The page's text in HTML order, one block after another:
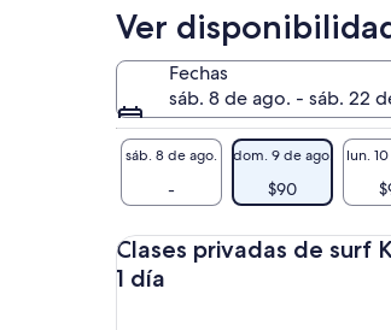
obtienes
un
precio
bajo
Ver
Fechas
sáb. 8 de ago. - sáb. 22
sáb. 8 de ago.
-
dom. 9 de ago.
$90
lun.
Clases privadas de surf
1 día